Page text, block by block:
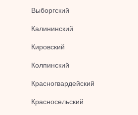
Выборгский
Калининский
Кировский
Колпинский
Красногвардейский
Красносельский